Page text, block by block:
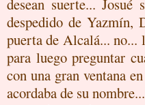
despedido de Yazmín,
puerta de Alcalá...
para luego preguntar
con una gran ventana
acordaba de su